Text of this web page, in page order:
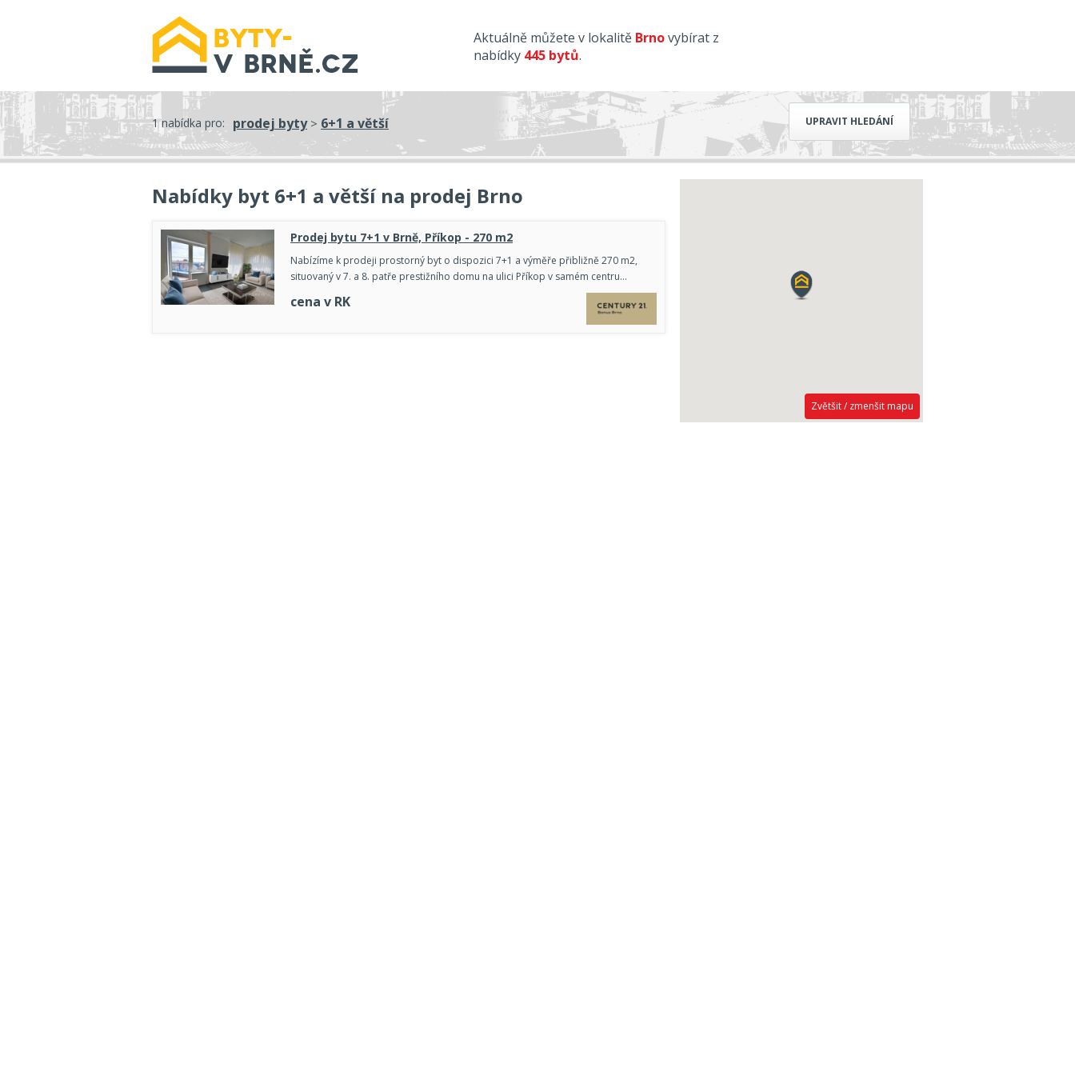
Aktuálně můžete v lokalitě Brnovybírat z
nabídky 445 bytů.
UPRAVIT HLEDÁNÍ
1 nabídka pro: prodej byty> 6+1 a větší
Nabídky byt 6+1 a větší na prodej Brno
Prodej bytu 7+1 v Brně, Příkop - 270 m2
Nabízíme k prodeji prostorný byt o dispozici 7+1 a výměře přibližně 270 m2,
situovaný v 7. a 8. patře prestižního domu na ulici Příkop v samém centru…
cena v RK
Zvětšit / zmenšit mapu